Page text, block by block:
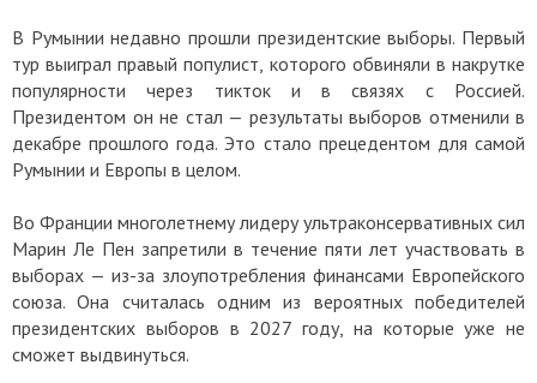
В Румынии недавно прошли президентские выборы. Первый
тур выиграл правый популист, которого обвиняли в накрутке
популярности через тикток и в связях с Россией.
Президентом он не стал — результаты выборов отменили в
декабре прошлого года. Это стало прецедентом для самой
Румынии и Европы в целом.
Во Франции многолетнему лидеру ультраконсервативных сил
Марин Ле Пен запретили в течение пяти лет участвовать в
выборах — из-за злоупотребления финансами Европейского
союза. Она считалась одним из вероятных победителей
президентских выборов в 2027 году, на которые уже не
сможет выдвинуться.